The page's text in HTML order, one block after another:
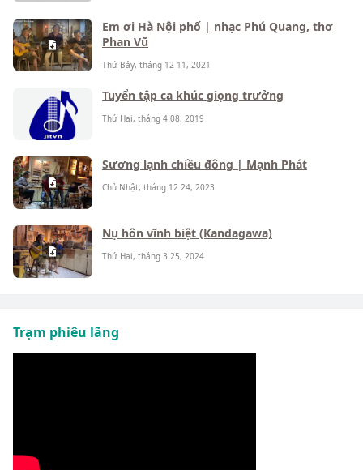
Em ơi Hà Nội phố | nhạc Phú Quang, thơ
Phan Vũ
Thứ Bảy, tháng 12 11, 2021
Tuyển tập ca khúc giọng trưởng
Thứ Hai, tháng 4 08, 2019
Sương lạnh chiều đông | Mạnh Phát
Chủ Nhật, tháng 12 24, 2023
Nụ hôn vĩnh biệt (Kandagawa)
Thứ Hai, tháng 3 25, 2024
Trạm phiêu lãng